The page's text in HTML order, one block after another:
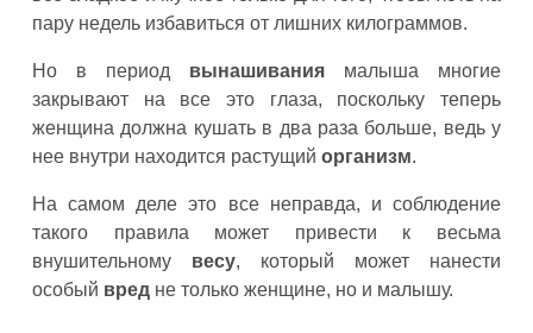
пару недель избавиться от лишних килограммов.
Но в период вынашивания малыша многие
закрывают на все это глаза, поскольку теперь
женщина должна кушать в два раза больше, ведь у
нее внутри находится растущий организм.
На самом деле это все неправда, и соблюдение
такого правила может привести к весьма
внушительному весу, который может нанести
особый вред не только женщине, но и малышу.